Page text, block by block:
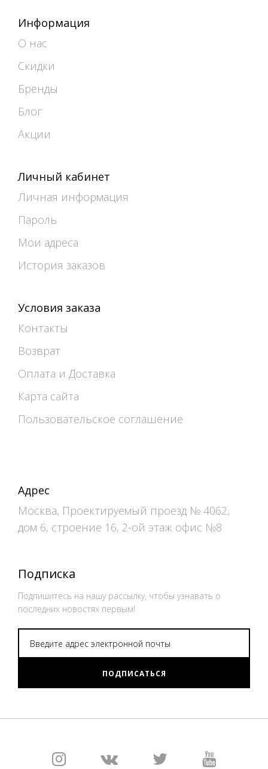
Информация
О нас
Скидки
Бренды
Блог
Акции
Личный кабинет
Личная информация
Пароль
Мои адреса
История заказов
Условия заказа
Контакты
Возврат
Оплата и Доставка
Карта сайта
Пользовательское соглашение
Адрес
Москва, Проектируемый проезд № 4062,
дом 6, строение 16, 2-ой этаж офис №8
Подписка
Подпишитесь на нашу рассылку, чтобы узнавать о
последних новостях первым!
ПОДПИСАТЬСЯ